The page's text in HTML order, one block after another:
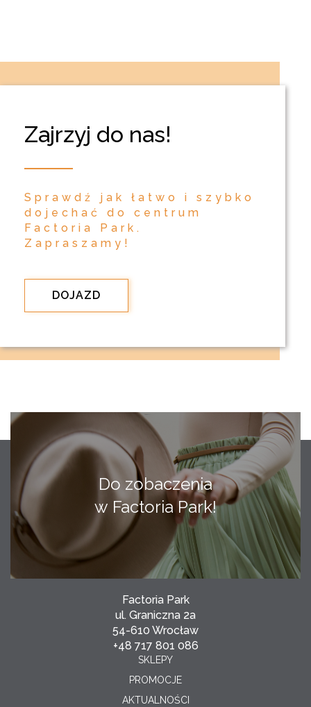
Zajrzyj do nas!
Sprawdź jak łatwo i szybko
dojechać do centrum
Factoria Park.
Zapraszamy!
DOJAZD
Do zobaczenia
w Factoria Park!
Factoria Park
ul. Graniczna 2a
54-610 Wrocław
+48 717 801 086
SKLEPY
PROMOCJE
AKTUALNOŚCI